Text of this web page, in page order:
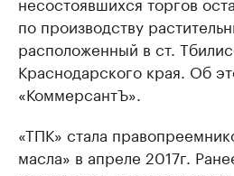
по производству
расположенный в ст.
Краснодарского края. Об
«КоммерсантЪ».
«ТПК» стала
масла» в апреле 2017г.